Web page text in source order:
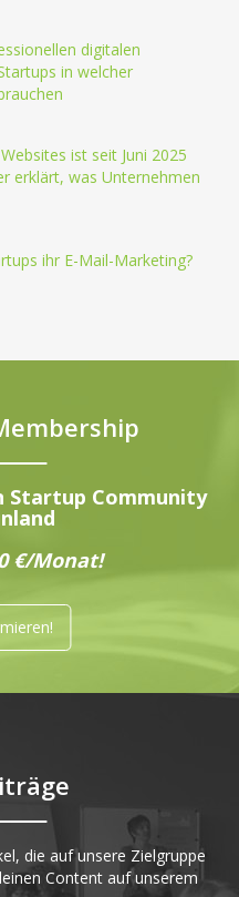
digitalen
in welcher
ist seit Juni 2025
erklärt, was Unternehmen
ihr E-Mail-Marketing?
Startup Community
€/Monat!
die auf unsere Zielgruppe
Content auf unserem